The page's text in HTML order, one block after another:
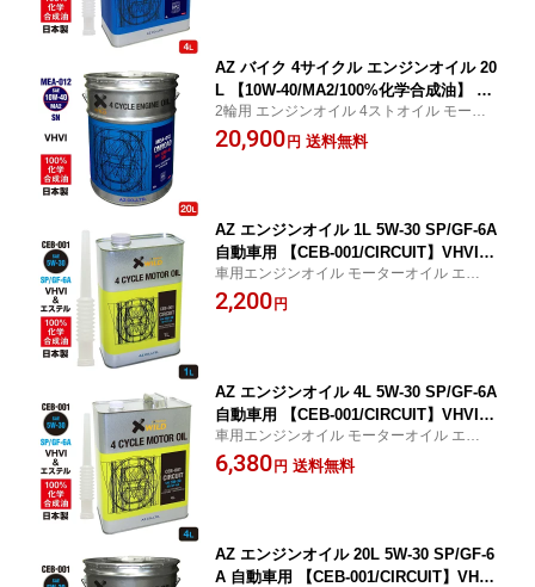
AZ バイク 4サイクル エンジンオイル 20
L 【10W-40/MA2/100%化学合成油】 M
EA-012 オンロード ONROAD 2輪 4Tオ
イル 4ストオイル 4ストエンジンオイル
2輪用 エンジンオイル 4ストオイル モータ
ーサイクルオイル 全合成油 MEA-012
20,900 円 送料無料
AZ エンジンオイル 1L 5W-30 SP/GF-6A
自動車用 【CEB-001/CIRCUIT】VHVI
+エステルオイル 100%化学合成油 車 エ
ンジンオイル モーターオイル 5W30 4T
車用エンジンオイル モーターオイル エステ
ルオイル配合 サーキット ガソリン車
2,200 円
AZ エンジンオイル 4L 5W-30 SP/GF-6A
自動車用 【CEB-001/CIRCUIT】VHVI
+エステルオイル 100%化学合成油 車 エ
ンジンオイル モーターオイル 5W30 4T
車用エンジンオイル モーターオイル エステ
ルオイル配合 サーキット ガソリン車
6,380 円 送料無料
AZ エンジンオイル 20L 5W-30 SP/GF-6
A 自動車用 【CEB-001/CIRCUIT】VHVI